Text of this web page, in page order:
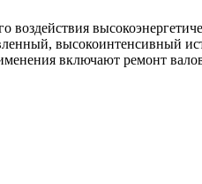
высокоинтенсивный
включают ремонт